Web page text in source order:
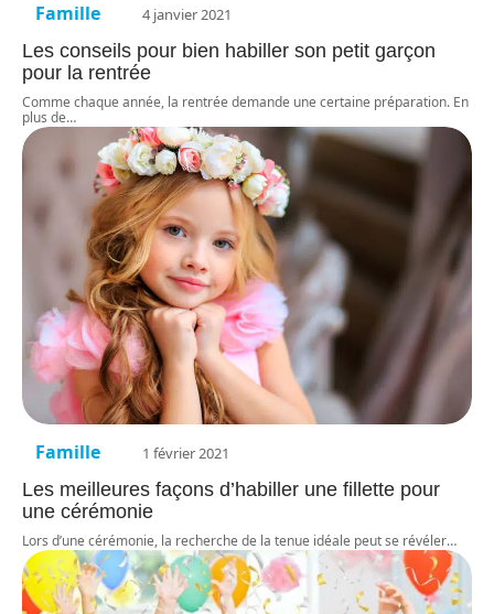
Famille 4 janvier 2021
Les conseils pour bien habiller son petit garçon
pour la rentrée
Comme chaque année, la rentrée demande une certaine préparation. En
plus de…
Famille 1 février 2021
Les meilleures façons d’habiller une fillette pour
une cérémonie
Lors d’une cérémonie, la recherche de la tenue idéale peut se révéler…